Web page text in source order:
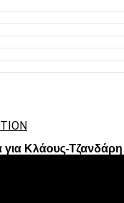
Κλάους-Τζανδάρη